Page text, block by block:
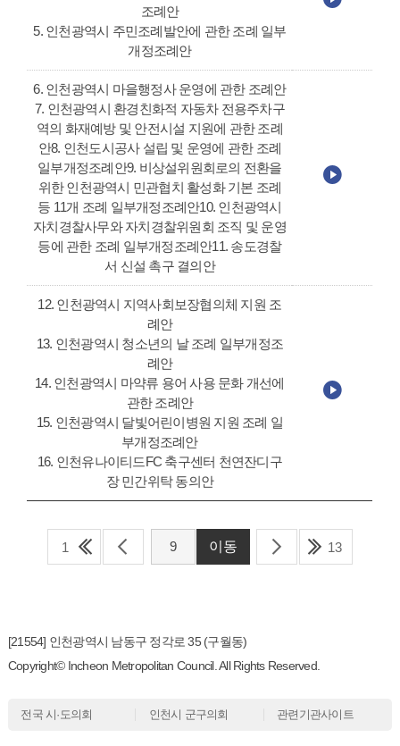
조례안
5. 인천광역시 주민조례발안에 관한 조례 일부
개정조례안
6. 인천광역시 마을행정사 운영에 관한 조례안
7. 인천광역시 환경친화적 자동차 전용주차구
역의 화재예방 및 안전시설 지원에 관한 조례
안8. 인천도시공사 설립 및 운영에 관한 조례
일부개정조례안9. 비상설위원회로의 전환을
위한 인천광역시 민관협치 활성화 기본 조례
등 11개 조례 일부개정조례안10. 인천광역시
자치경찰사무와 자치경찰위원회 조직 및 운영
등에 관한 조례 일부개정조례안11. 송도경찰
서 신설 촉구 결의안
12. 인천광역시 지역사회보장협의체 지원 조
례안
13. 인천광역시 청소년의 날 조례 일부개정조
례안
14. 인천광역시 마약류 용어 사용 문화 개선에
관한 조례안
15. 인천광역시 달빛어린이병원 지원 조례 일
부개정조례안
16. 인천유나이티드FC 축구센터 천연잔디구
장 민간위탁 동의안
1 13
[21554] 인천광역시 남동구 정각로 35 (구월동)
Copyright© Incheon Metropolitan Council. All Rights Reserved.
전국 시·도의회 인천시 군구의회 관련기관사이트